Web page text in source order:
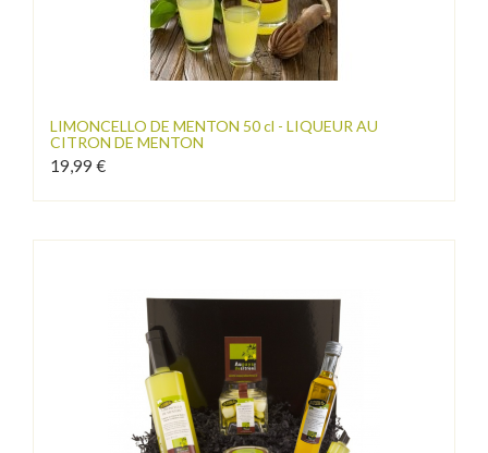
LIMONCELLO DE MENTON 50 cl - LIQUEUR AU
CITRON DE MENTON
19,99 €